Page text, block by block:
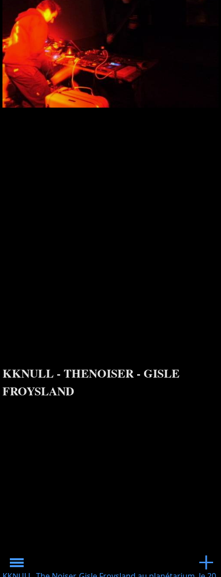
KKNULL - THENOISER - GISLE
FROYSLAND